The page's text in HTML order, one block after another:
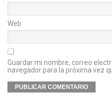
Web
Guardar mi nombre, correo
navegador para la próxima vez